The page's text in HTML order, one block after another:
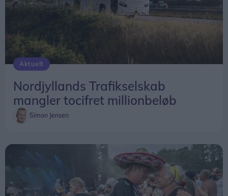
Aktuelt
Nordjyllands Trafikselskab
mangler tocifret millionbeløb
Simon Jensen